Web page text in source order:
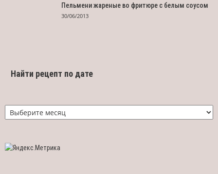
Пельмени жареные во фритюре с белым соусом
30/06/2013
Найти рецепт по дате
Найти
рецепт